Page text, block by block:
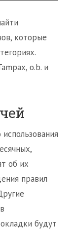
которые
o.b. и
об их
правил
будут